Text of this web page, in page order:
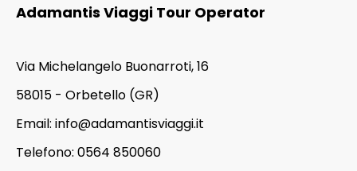
Adamantis Viaggi Tour Operator
Via Michelangelo Buonarroti, 16
58015 - Orbetello (GR)
Email: info@adamantisviaggi.it
Telefono: 0564 850060